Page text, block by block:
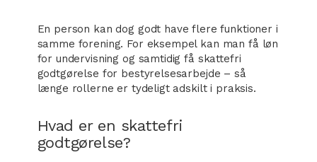
En person kan dog godt have flere funktioner i
samme forening. For eksempel kan man få løn
for undervisning og samtidig få skattefri
godtgørelse for bestyrelsesarbejde – så
længe rollerne er tydeligt adskilt i praksis.
Hvad er en skattefri
godtgørelse?